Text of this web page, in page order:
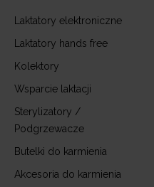
Laktatory elektroniczne
Laktatory hands free
Kolektory
Wsparcie laktacji
Sterylizatory /
Podgrzewacze
Butelki do karmienia
Akcesoria do karmienia